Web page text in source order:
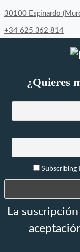
30100 Espinardo
+34 625 362 814
¿Quieres
Subscribing
La